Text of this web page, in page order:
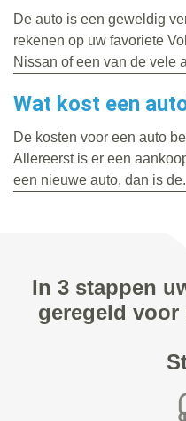
De auto is een geweldig
rekenen op uw favoriete
Nissan of een van de vele
Wat kost een
De kosten voor een auto
Allereerst is er een
een nieuwe auto, dan is
In 3 stappen
geregeld voor